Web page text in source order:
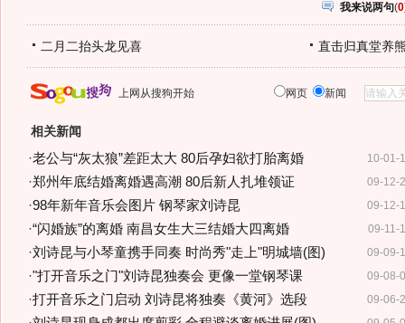
我来说两句(0
二月二抬头龙见喜 直击归真堂养
上网从搜狗开始 网页 新闻
相关新闻
10-01-
·老公与“灰太狼”差距太大 80后孕妇欲打胎离婚
09-12-
·郑州年底结婚离婚遇高潮 80后新人扎堆领证
09-12-
·98年新年音乐会图片 钢琴家刘诗昆
09-11-
·“闪婚族”的离婚 南昌女生大三结婚大四离婚
09-09-
·刘诗昆与小琴童携手同奏 时尚秀"走上"明城墙(图)
09-08-
·"打开音乐之门"刘诗昆独奏会 更像一堂钢琴课
09-06-
·打开音乐之门启动 刘诗昆将独奏《黄河》选段